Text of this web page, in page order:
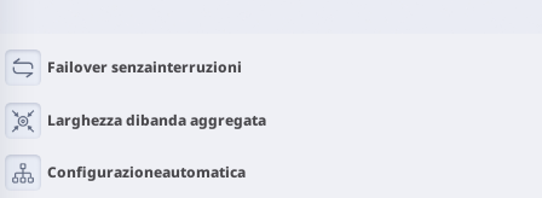
Failover senzainterruzioni
Larghezza dibanda aggregata
Configurazioneautomatica